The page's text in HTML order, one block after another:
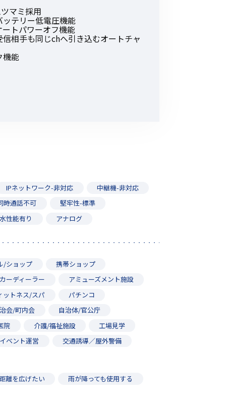
業界使用例から探す
マミ採用
テリー低電圧機能
トパワーオフ機能
相手も同じchへ引き込むオートチャ
機能
IPネットワーク-非対応
中継機-非対応
時通話不可
堅牢性-標準
性能有り
アナログ
/ショップ
携帯ショップ
カーディーラー
アミューズメント施設
ットネス/スパ
パチンコ
会/町内会
自治体/官公庁
院
介護/福祉施設
工場見学
イベント運営
交通誘導／屋外警備
離を広げたい 雨が降っても使用する